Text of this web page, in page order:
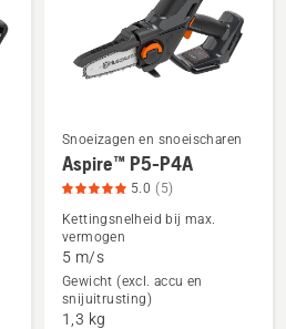
productbeoordeling
Bekijk
meer
details
over
Aspire™
P5-
Snoeizagen en snoeischaren
Aspire™ P5-P4A
5.0 (5)
Kettingsnelheid bij max.
vermogen
5 m/s
Gewicht (excl. accu en
snijuitrusting)
1,3 kg